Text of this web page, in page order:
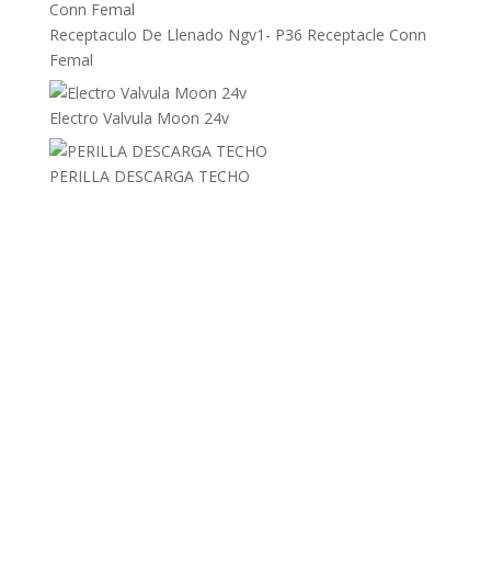
Receptaculo De Llenado Ngv1- P36 Receptacle Conn
Femal
Electro Valvula Moon 24v
PERILLA DESCARGA TECHO